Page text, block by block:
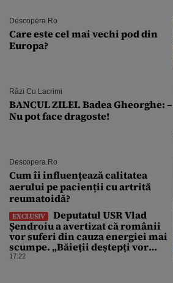
Descopera.ro
Care este cel mai vechi pod din
Europa?
Râzi Cu Lacrimi
BANCUL ZILEI. Badea Gheorghe: –
Nu pot face dragoste!
Descopera.ro
Cum îi influențează calitatea
aerului pe pacienții cu artrită
reumatoidă?
EXCLUSIV
Deputatul USR Vlad
Șendroiu a avertizat că românii
vor suferi din cauza energiei mai
scumpe. „Băieții deștepți vor
specula și după vor crește
17:22